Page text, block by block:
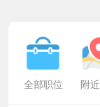
全部职位 附